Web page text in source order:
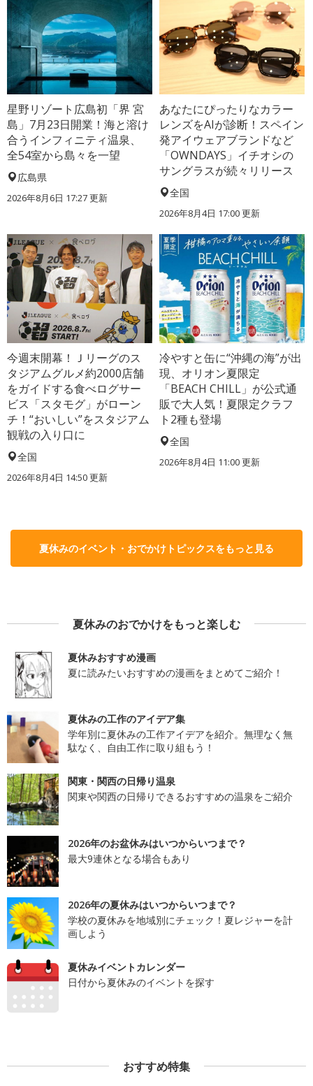
星野リゾート広島初「界 宮
島」7月23日開業！海と溶け
合うインフィニティ温泉、
全54室から島々を一望
広島県
2026年8月6日 17:27更新
あなたにぴったりなカラー
レンズをAIが診断！スペイン
発アイウェアブランドなど
「OWNDAYS」イチオシの
サングラスが続々リリース
全国
2026年8月4日 17:00更新
今週末開幕！Ｊリーグのス
タジアムグルメ約2000店舗
をガイドする食べログサー
ビス「スタモグ」がローン
チ！“おいしい”をスタジアム
観戦の入り口に
全国
2026年8月4日 14:50更新
冷やすと缶に“沖縄の海”が出
現、オリオン夏限定
「BEACH CHILL」が公式通
販で大人気！夏限定クラフ
ト2種も登場
全国
2026年8月4日 11:00更新
夏休みのイベント・おでかけトピックスをもっと見る
夏休みのおでかけをもっと楽しむ
夏休みおすすめ漫画
夏に読みたいおすすめの漫画をまとめてご紹介！
夏休みの工作のアイデア集
学年別に夏休みの工作アイデアを紹介。無理なく無
駄なく、自由工作に取り組もう！
関東・関西の日帰り温泉
関東や関西の日帰りできるおすすめの温泉をご紹介
2026年のお盆休みはいつからいつまで？
最大9連休となる場合もあり
2026年の夏休みはいつからいつまで？
学校の夏休みを地域別にチェック！夏レジャーを計
画しよう
夏休みイベントカレンダー
日付から夏休みのイベントを探す
おすすめ特集